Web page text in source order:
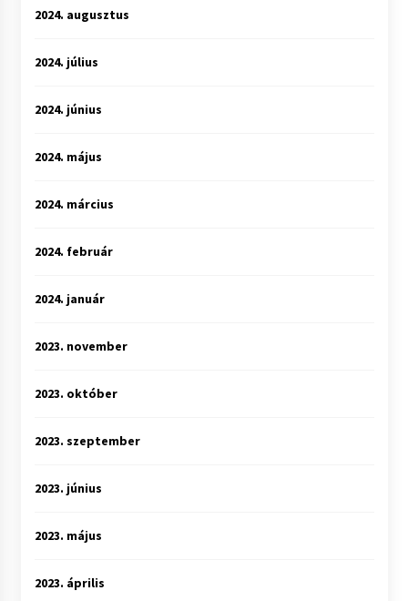
2024. augusztus
2024. július
2024. június
2024. május
2024. március
2024. február
2024. január
2023. november
2023. október
2023. szeptember
2023. június
2023. május
2023. április